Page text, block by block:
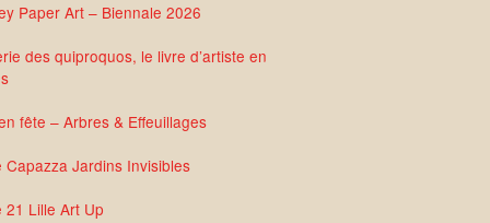
Paper Art – Biennale 2026
des quiproquos, le livre d’artiste en
fête – Arbres & Effeuillages
Capazza Jardins Invisibles
21 Lille Art Up